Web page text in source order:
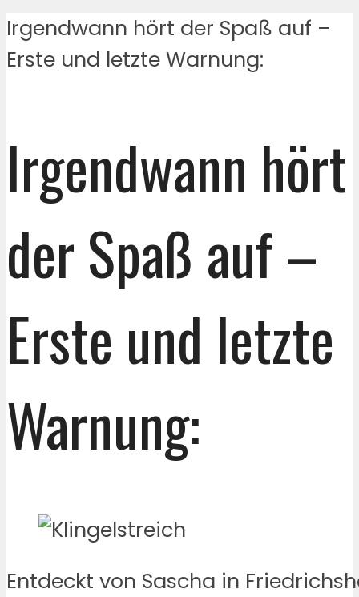
Irgendwann hört der Spaß auf –
Erste und letzte Warnung:
Irgendwann hört
der Spaß auf –
Erste und letzte
Warnung:
Entdeckt von Sascha in